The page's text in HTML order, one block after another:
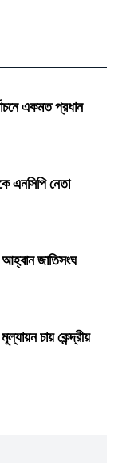
একমত প্রধান
এনসিপি নেতা
জাতিসংঘ
চায় কেন্দ্রীয়